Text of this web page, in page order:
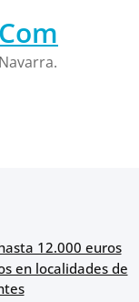
12.000 euros
en localidades de